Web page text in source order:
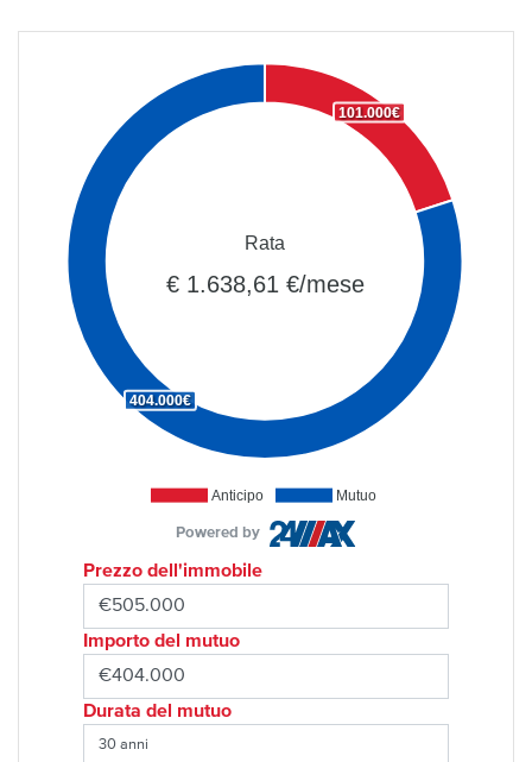
Anticipo Mutuo
101.000€
404.000€
Rata
€ 1.638,61 €/mese
Powered by
Prezzo dell'immobile
Importo del mutuo
Durata del mutuo